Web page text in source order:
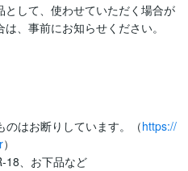
して、使わせていただく場合が
、事前にお知らせください。
はお断りしています。（https://
）
18、お下品など